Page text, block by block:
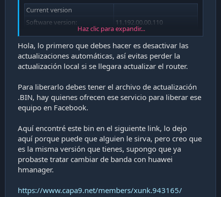
Current version
Software version:
11.192.00.00.110
Web UI version:
21.100.31.00.03
Haz clic para expandir...
Hola, lo primero que debes hacer es desactivar las
actualizaciones automáticas, así evitas perder la
actualización local si se llegara actualizar el router.
Para liberarlo debes tener el archivo de actualización
.BIN, hay quienes ofrecen ese servicio para liberar ese
equipo en Facebook.
Aquí encontré este bin en el siguiente link, lo dejo
aquí porque puede que alguien le sirva, pero creo que
es la misma versión que tienes, supongo que ya
probaste tratar cambiar de banda con huawei
hmanager.
https://www.capa9.net/members/xunk.943165/